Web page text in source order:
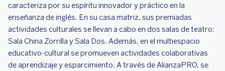
caracteriza por su espíritu innovador y práctico en la
enseñanza de inglés. En su casa matriz, sus premiadas
actividades culturales se llevan a cabo en dos salas de teatro:
Sala China Zorrilla y Sala Dos. Además, en el multiespacio
educativo-cultural se promueven actividades colaborativas
de aprendizaje y esparcimiento. A través de AlianzaPRO, se